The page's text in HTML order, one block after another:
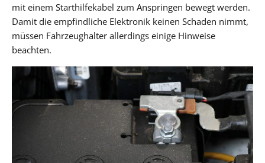
mit einem Starthilfekabel zum Anspringen bewegt werden.
Damit die empfindliche Elektronik keinen Schaden nimmt,
müssen Fahrzeughalter allerdings einige Hinweise
beachten.